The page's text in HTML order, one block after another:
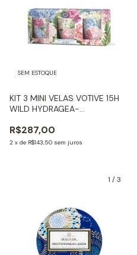
SEM ESTOQUE
KIT 3 MINI VELAS VOTIVE 15H
WILD HYDRAGEA-
R$287,00
2 x de R$143,50 sem juros
1 /3